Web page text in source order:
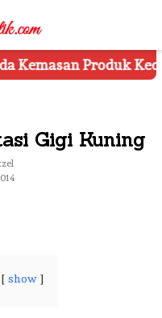
Tips Riasan
Gigi Kuning
show